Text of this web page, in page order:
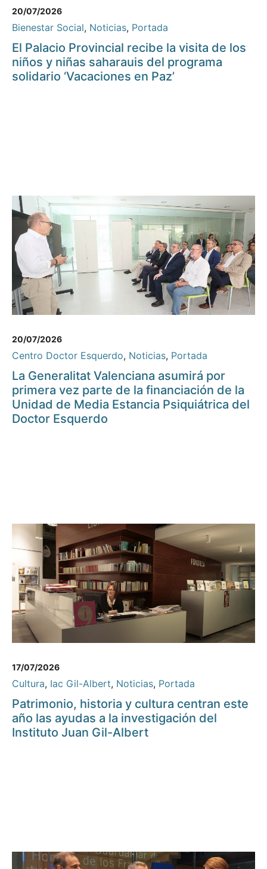
20/07/2026
Bienestar Social, Noticias, Portada
El Palacio Provincial recibe la visita de los
niños y niñas saharauis del programa
solidario ‘Vacaciones en Paz’
20/07/2026
Centro Doctor Esquerdo, Noticias, Portada
La Generalitat Valenciana asumirá por
primera vez parte de la financiación de la
Unidad de Media Estancia Psiquiátrica del
Doctor Esquerdo
17/07/2026
Cultura, Iac Gil-Albert, Noticias, Portada
Patrimonio, historia y cultura centran este
año las ayudas a la investigación del
Instituto Juan Gil-Albert